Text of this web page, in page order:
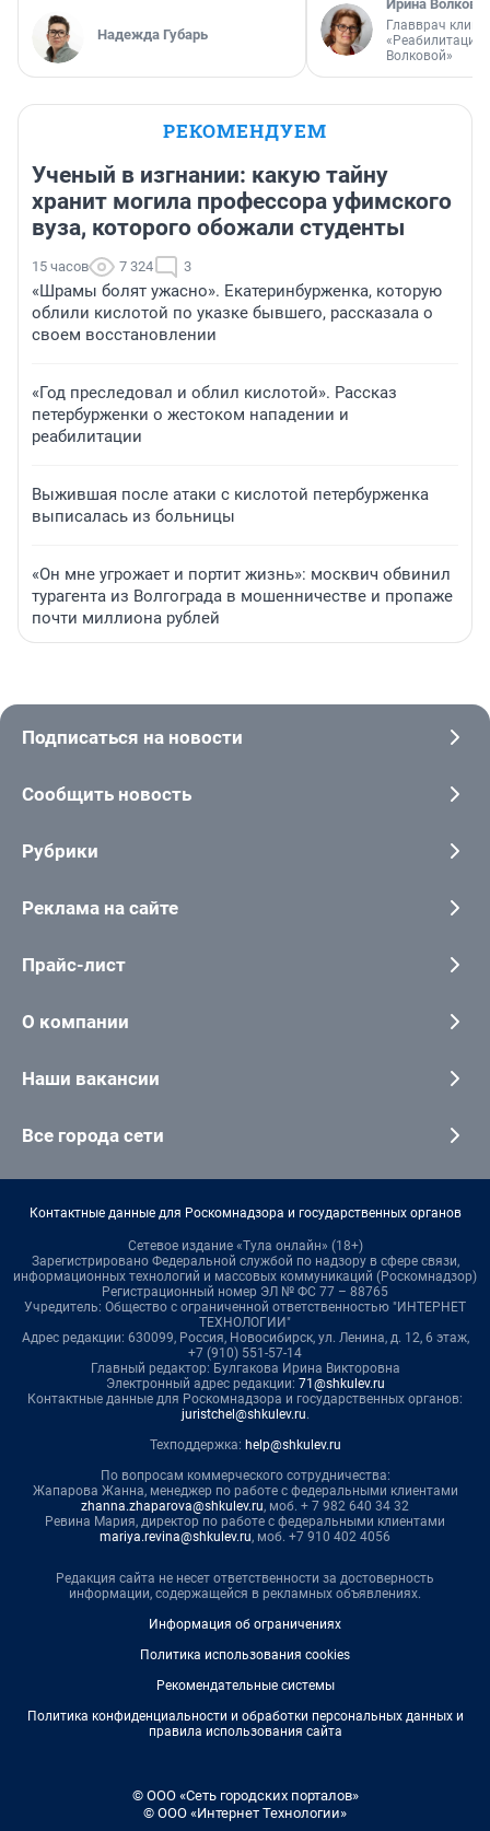
Надежда Губарь
Ирина Волкова
Главврач
«Реабилитация
Волковой»
РЕКОМЕНДУЕМ
Ученый в изгнании: какую тайну
хранит могила профессора уфимского
вуза, которого обожали студенты
15 часов 7 324 3
«Шрамы болят ужасно». Екатеринбурженка, которую
облили кислотой по указке бывшего, рассказала о
своем восстановлении
«Год преследовал и облил кислотой». Рассказ
петербурженки о жестоком нападении и
реабилитации
Выжившая после атаки с кислотой петербурженка
выписалась из больницы
«Он мне угрожает и портит жизнь»: москвич обвинил
турагента из Волгограда в мошенничестве и пропаже
почти миллиона рублей
Подписаться на новости
Сообщить новость
Рубрики
Реклама на сайте
Прайс-лист
О компании
Наши вакансии
Все города сети
Контактные данные для Роскомнадзора и государственных органов
Сетевое издание «Тула онлайн» (18+)
Зарегистрировано Федеральной службой по надзору в сфере связи,
информационных технологий и массовых коммуникаций (Роскомнадзор)
Регистрационный номер ЭЛ № ФС 77 – 88765
Учредитель: Общество с ограниченной ответственностью "ИНТЕРНЕТ
ТЕХНОЛОГИИ"
Адрес редакции: 630099, Россия, Новосибирск, ул. Ленина, д. 12, 6 этаж,
+7 (910) 551-57-14
Главный редактор: Булгакова Ирина Викторовна
Электронный адрес редакции: 71@shkulev.ru
Контактные данные для Роскомнадзора и государственных органов:
juristchel@shkulev.ru.
Техподдержка: help@shkulev.ru
По вопросам коммерческого сотрудничества:
Жапарова Жанна, менеджер по работе с федеральными клиентами
zhanna.zhaparova@shkulev.ru, моб. + 7 982 640 34 32
Ревина Мария, директор по работе с федеральными клиентами
mariya.revina@shkulev.ru, моб. +7 910 402 4056
Редакция сайта не несет ответственности за достоверность
информации, содержащейся в рекламных объявлениях.
Информация об ограничениях
Политика использования cookies
Рекомендательные системы
Политика конфиденциальности и обработки персональных данных и
правила использования сайта
© ООО «Сеть городских порталов»
© ООО «Интернет Технологии»